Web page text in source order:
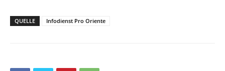
QUELLE Infodienst Pro Oriente